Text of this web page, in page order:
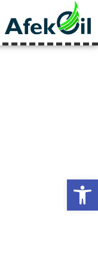
פתח סרגל נגישות